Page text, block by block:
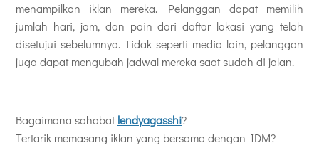
menampilkan iklan mereka. Pelanggan dapat memilih
jumlah hari, jam, dan poin dari daftar lokasi yang telah
disetujui sebelumnya. Tidak seperti media lain, pelanggan
juga dapat mengubah jadwal mereka saat sudah di jalan.
Bagaimana sahabatlendyagasshi?
Tertarik memasang iklan yang bersama dengan IDM?